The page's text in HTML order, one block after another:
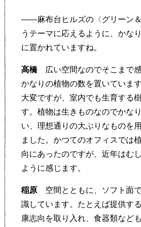
——麻布台ヒルズの〈グリーン
うテーマに応えるように、かな
に置かれていますね。
高橋広い空間なのでそこまで感
かなりの植物の数を置いていま
大変ですが、室内でも生育する
す。植物は生きものなのでかな
い、理想通りの大ぶりなものを
ました。かつてのオフィスでは
向にあったのですが、近年はむ
ように感じます。
稲原 空間とともに、ソフト面
識しています。たとえば提供す
康志向を取り入れ、食器類など